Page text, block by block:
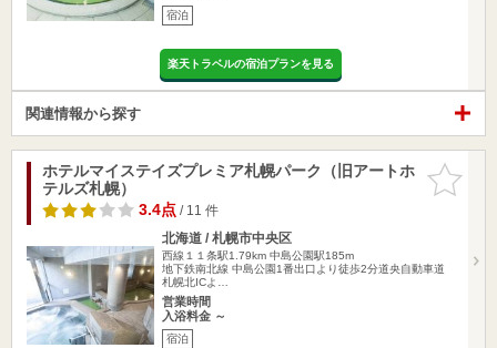
宿泊
楽天トラベルの宿泊プランを見る
関連情報から探す
お気に入
りに追加
ホテルマイステイズプレミア札幌パーク（旧アートホ
テルズ札幌）
3.4点/ 11 件
北海道 / 札幌市中央区
西線１１条駅1.79km 中島公園駅185m
地下鉄南北線 中島公園1番出口より徒歩2分道央自動車道
札幌北ICよ…
営業時間
入浴料金 ～
宿泊